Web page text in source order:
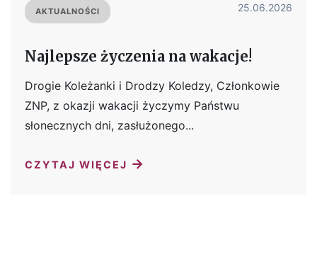
AKTUALNOŚCI 25.06.2026
Najlepsze życzenia na wakacje!
Drogie Koleżanki i Drodzy Koledzy, Członkowie
ZNP, z okazji wakacji życzymy Państwu
słonecznych dni, zasłużonego...
CZYTAJ WIĘCEJ →